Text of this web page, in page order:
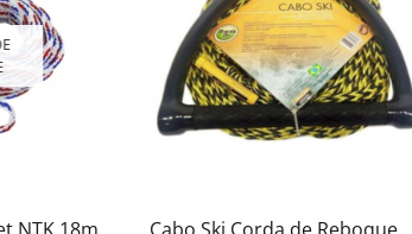
NTK 18m
Cabo Ski Corda de Reboque